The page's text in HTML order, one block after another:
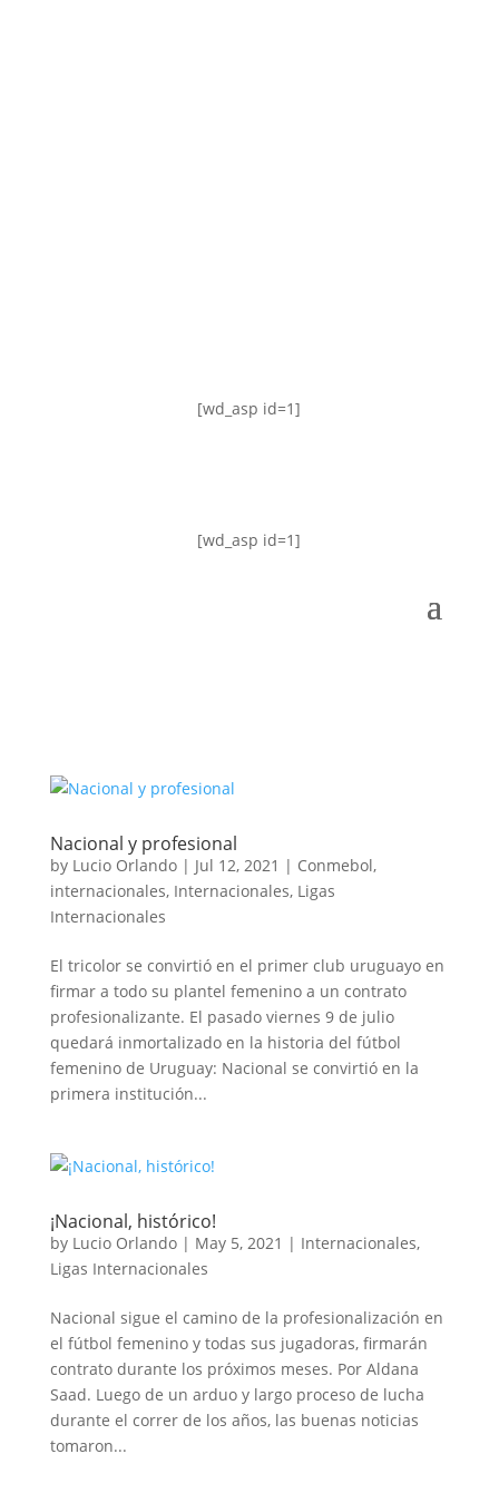
[wd_asp id=1]
[wd_asp id=1]
Nacional y profesional
by Lucio Orlando| Jul 12, 2021 | Conmebol,
internacionales, Internacionales, Ligas
Internacionales
El tricolor se convirtió en el primer club uruguayo en
firmar a todo su plantel femenino a un contrato
profesionalizante. El pasado viernes 9 de julio
quedará inmortalizado en la historia del fútbol
femenino de Uruguay: Nacional se convirtió en la
primera institución...
¡Nacional, histórico!
by Lucio Orlando| May 5, 2021 | Internacionales,
Ligas Internacionales
Nacional sigue el camino de la profesionalización en
el fútbol femenino y todas sus jugadoras, firmarán
contrato durante los próximos meses. Por Aldana
Saad. Luego de un arduo y largo proceso de lucha
durante el correr de los años, las buenas noticias
tomaron...